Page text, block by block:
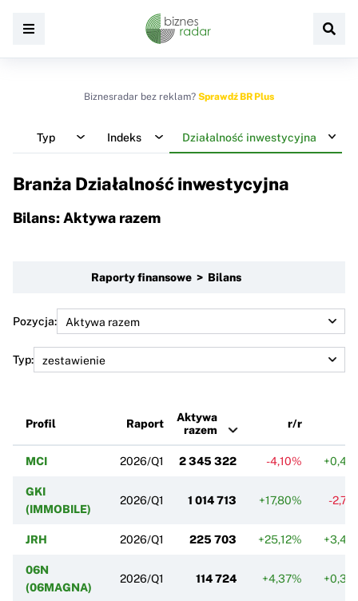
Biznesradar bez reklam? Sprawdź BR Plus
Typ Indeks Działalność inwestycyjna
Branża Działalność inwestycyjna
Bilans: Aktywa razem
Raporty finansowe > Bilans
Pozycja:
Typ:
Profil Raport
Aktywa
razem
r/r
MCI 2026/Q1 2 345 322 -4,10%
GKI
(IMMOBILE)
2026/Q1 1 014 713 +17,80% -
JRH 2026/Q1 225 703 +25,12%
06N
(06MAGNA)
2026/Q1 114 724 +4,37%